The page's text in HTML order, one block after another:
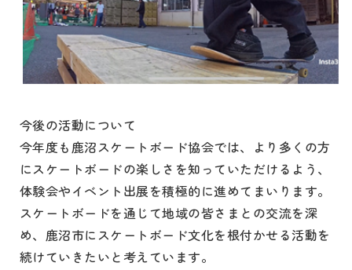
今後の活動について
今年度も鹿沼スケートボード協会では、より多くの方
にスケートボードの楽しさを知っていただけるよう、
体験会やイベント出展を積極的に進めてまいります。
スケートボードを通じて地域の皆さまとの交流を深
め、鹿沼市にスケートボード文化を根付かせる活動を
続けていきたいと考えています。